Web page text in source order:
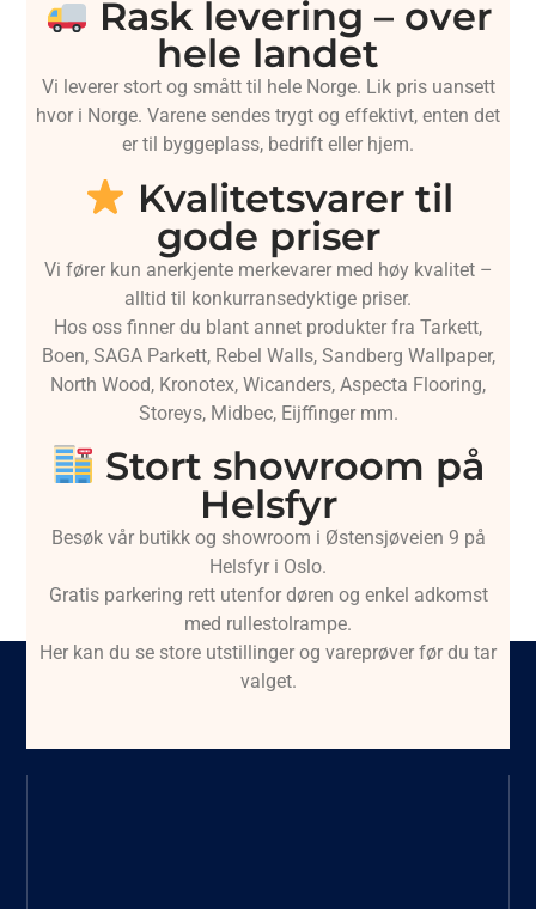
Rask levering – over
hele landet
Vi leverer stort og smått til hele Norge. Lik pris uansett
hvor i Norge. Varene sendes trygt og effektivt, enten det
er til byggeplass, bedrift eller hjem.
Kvalitetsvarer til
gode priser
Vi fører kun anerkjente merkevarer med høy kvalitet –
alltid til konkurransedyktige priser.
Hos oss finner du blant annet produkter fra Tarkett,
Boen, SAGA Parkett, Rebel Walls, Sandberg Wallpaper,
North Wood, Kronotex, Wicanders, Aspecta Flooring,
Storeys, Midbec, Eijffinger mm.
Stort showroom på
Helsfyr
Besøk vår butikk og showroom i Østensjøveien 9 på
Helsfyr i Oslo.
Gratis parkering rett utenfor døren og enkel adkomst
med rullestolrampe.
Her kan du se store utstillinger og vareprøver før du tar
valget.